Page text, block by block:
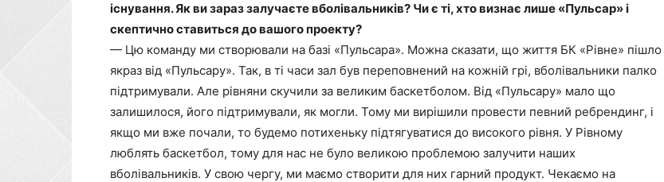
існування. Як ви зараз залучаєте вболівальників? Чи є ті, хто визнає лише «Пульсар» і
скептично ставиться до вашого проекту?
— Цю команду ми створювали на базі «Пульсара». Можна сказати, що життя БК «Рівне» пішло
якраз від «Пульсару». Так, в ті часи зал був переповнений на кожній грі, вболівальники палко
підтримували. Але рівняни скучили за великим баскетболом. Від «Пульсару» мало що
залишилося, його підтримували, як могли. Тому ми вирішили провести певний ребрендинг, і
якщо ми вже почали, то будемо потихеньку підтягуватися до високого рівня. У Рівному
люблять баскетбол, тому для нас не було великою проблемою залучити наших
вболівальників. У свою чергу, ми маємо створити для них гарний продукт. Чекаємо на